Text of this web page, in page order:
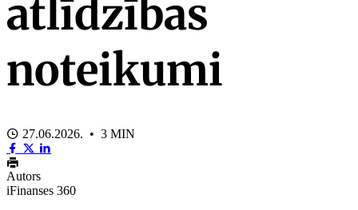
atlīdzības
noteikumi
27.06.2026. • 3 MIN
Autors
iFinanses 360